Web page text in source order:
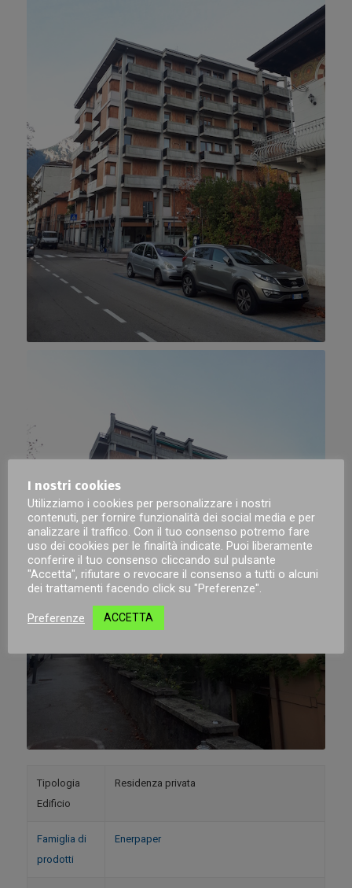
Tipologia
Edificio
Residenza privata
Famiglia di
prodotti
Enerpaper
I nostri cookies
Utilizziamo i cookies per personalizzare i nostri
contenuti, per fornire funzionalità dei social media e per
analizzare il traffico. Con il tuo consenso potremo fare
uso dei cookies per le finalità indicate. Puoi liberamente
conferire il tuo consenso cliccando sul pulsante
"Accetta", rifiutare o revocare il consenso a tutti o alcuni
dei trattamenti facendo click su "Preferenze".
Preferenze ACCETTA